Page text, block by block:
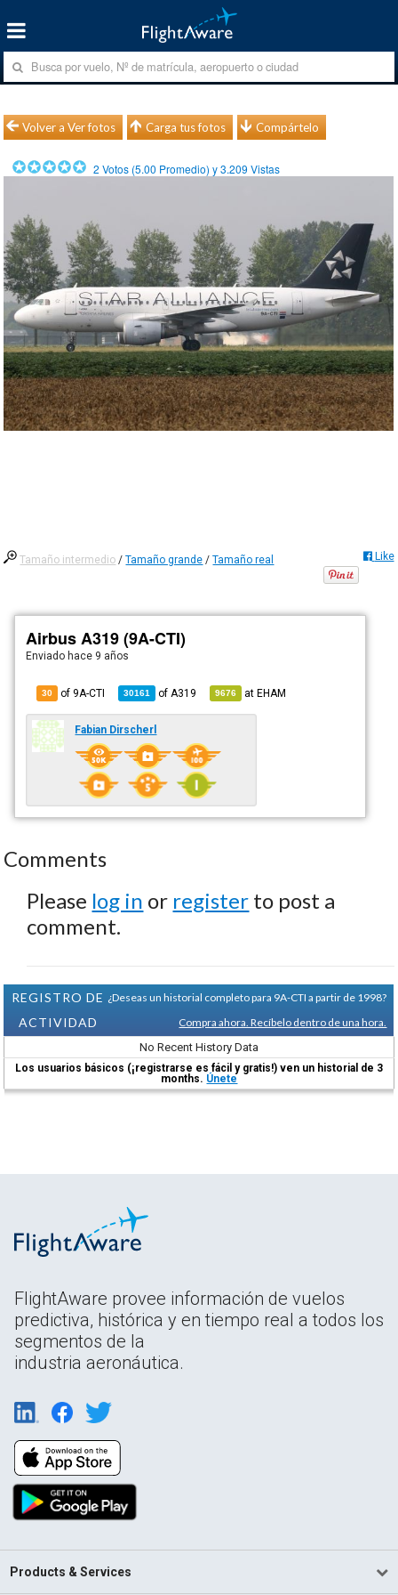
Volver a Ver fotos Carga tus fotos Compártelo
2 Votos (5.00 Promedio) y3.209 Vistas
Tamaño intermedio /Tamaño grande /Tamaño real Like
Airbus A319 (9A-CTI)
Enviado hace 9 años
30 of 9A-CTI 30161 of A319 9676 atEHAM
Fabian Dirscherl
Comments
Please log in or register to post a
comment.
REGISTRO DE
ACTIVIDAD
¿Deseas un historial completo para 9A-CTI a partir de 1998?
Compra ahora. Recíbelo dentro de una hora.
No Recent History Data
Los usuarios básicos (¡registrarse es fácil y gratis!) ven un historial de 3
months. Únete
FlightAware provee información de vuelos
predictiva, histórica y en tiempo real a todos los
segmentos de la
industria aeronáutica.
Products & Services